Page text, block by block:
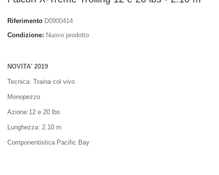
Riferimento D0900414
Condizione: Nuovo prodotto
NOVITA' 2019
Tecnica: Traina col vivo
Monopezzo
Azione:12 e 20 lbs
Lunghezza: 2.10 m
Componentistica Pacific Bay